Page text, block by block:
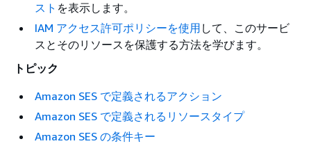
スト を表示します。
IAM アクセス許可ポリシーを使用 して、このサービ
スとそのリソースを保護する方法を学びます。
トピック
Amazon SES で定義されるアクション
Amazon SES で定義されるリソースタイプ
Amazon SES の条件キー